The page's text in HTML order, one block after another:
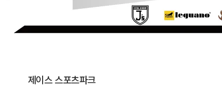
제이스 스포츠파크